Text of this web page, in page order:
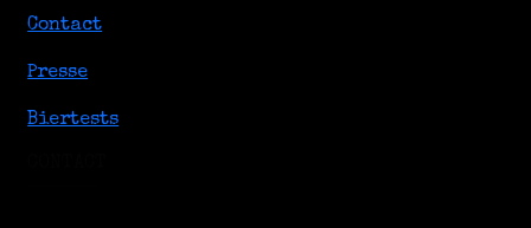
Contact
Presse
Biertests